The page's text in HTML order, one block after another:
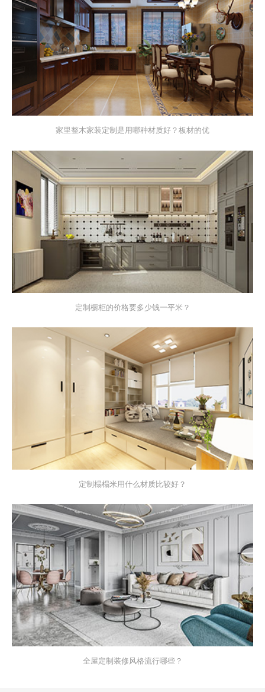
家里整木家装定制是用哪种材质好？板材的优
定制橱柜的价格要多少钱一平米？
定制榻榻米用什么材质比较好？
全屋定制装修风格流行哪些？